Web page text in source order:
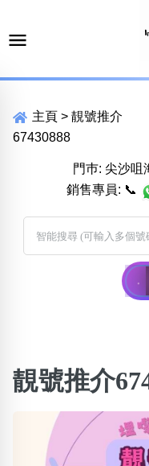
主頁 > 靚號推介
67430888
門巿: 尖沙咀
銷售專員: 📞
搜尋選項
位置:
四
靚號推介